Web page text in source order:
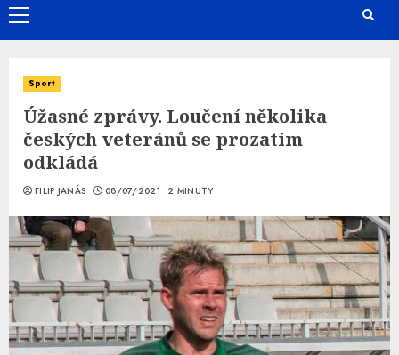
Primary
Menu
Sport
Úžasné zprávy. Loučení několika
českých veteránů se prozatím
odkládá
FILIP JANÁS 08/07/2021 2 MINUTY